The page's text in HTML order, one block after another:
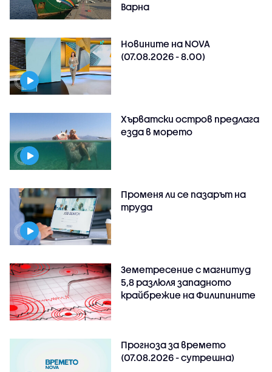
Варна
Новините на NOVA
(07.08.2026 - 8.00)
Хърватски остров предлага
езда в морето
Променя ли се пазарът на
труда
Земетресение с магнитуд
5,8 разлюля западното
крайбрежие на Филипините
Прогноза за времето
(07.08.2026 - сутрешна)